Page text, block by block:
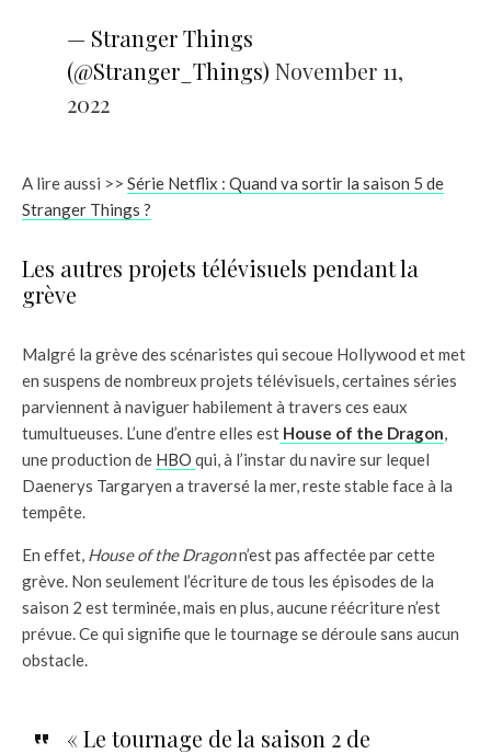
— Stranger Things
(@Stranger_Things) November 11,
2022
A lire aussi >> Série Netflix : Quand va sortir la saison 5 de
Stranger Things ?
Les autres projets télévisuels pendant la
grève
Malgré la grève des scénaristes qui secoue Hollywood et met
en suspens de nombreux projets télévisuels, certaines séries
parviennent à naviguer habilement à travers ces eaux
tumultueuses. L’une d’entre elles est House of the Dragon,
une production de HBO qui, à l’instar du navire sur lequel
Daenerys Targaryen a traversé la mer, reste stable face à la
tempête.
En effet, House of the Dragonn’est pas affectée par cette
grève. Non seulement l’écriture de tous les épisodes de la
saison 2 est terminée, mais en plus, aucune réécriture n’est
prévue. Ce qui signifie que le tournage se déroule sans aucun
obstacle.
« Le tournage de la saison 2 de